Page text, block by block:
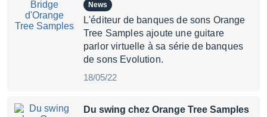
News
L'éditeur de banques de sons Orange
Tree Samples ajoute une guitare
parlor virtuelle à sa série de banques
de sons Evolution.
18/05/22
Du swing chez Orange Tree Samples